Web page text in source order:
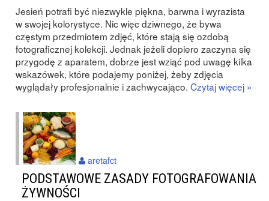
Jesień potrafi być niezwykle piękna, barwna i wyrazista
w swojej kolorystyce. Nic więc dziwnego, że bywa
częstym przedmiotem zdjęć, które stają się ozdobą
fotograficznej kolekcji. Jednak jeżeli dopiero zaczyna się
przygodę z aparatem, dobrze jest wziąć pod uwagę kilka
wskazówek, które podajemy poniżej, żeby zdjęcia
wyglądały profesjonalnie i zachwycająco. Czytaj więcej »
PODSTAWOWE ZASADY FOTOGRAFOWANIA
ŻYWNOŚCI
aretafct